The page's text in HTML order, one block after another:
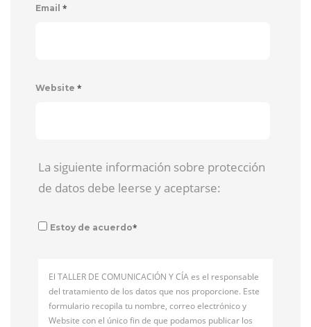
Email *
Website *
La siguiente información sobre protección
de datos debe leerse y aceptarse:
Estoy de acuerdo*
El TALLER DE COMUNICACIÓN Y CÍA es el responsable
del tratamiento de los datos que nos proporcione. Este
formulario recopila tu nombre, correo electrónico y
Website con el único fin de que podamos publicar los